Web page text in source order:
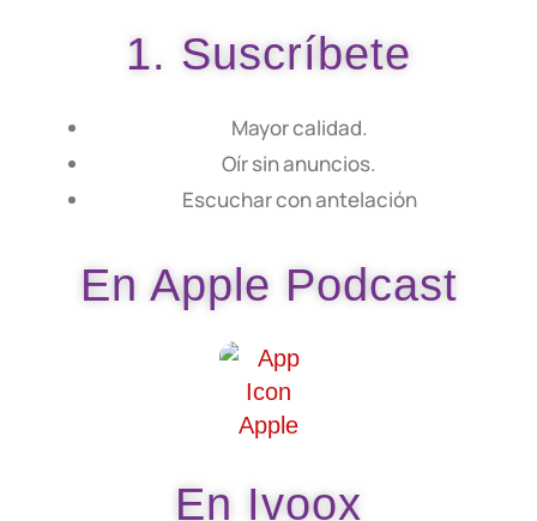
1. Suscríbete
Mayor calidad.
Oír sin anuncios.
Escuchar con antelación
En Apple Podcast
En Ivoox